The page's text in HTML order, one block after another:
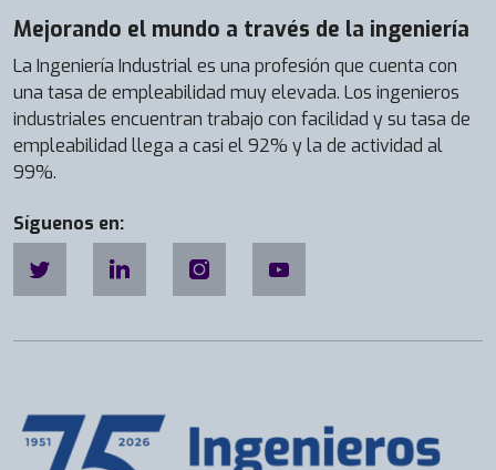
Mejorando el mundo a través de la ingeniería
La Ingeniería Industrial es una profesión que cuenta con
una tasa de empleabilidad muy elevada. Los ingenieros
industriales encuentran trabajo con facilidad y su tasa de
empleabilidad llega a casi el 92% y la de actividad al
99%.
Síguenos en: